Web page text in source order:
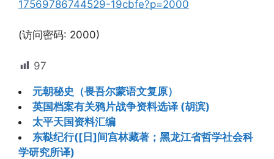
17569786744529-19cbfe?p=2000
(访问密码: 2000)
97
元朝秘史（畏吾尔蒙语文复原）
英国档案有关鸦片战争资料选译 (胡滨)
太平天国资料汇编
东鞑纪行([日]间宫林藏著；黑龙江省哲学社会科
学研究所译)